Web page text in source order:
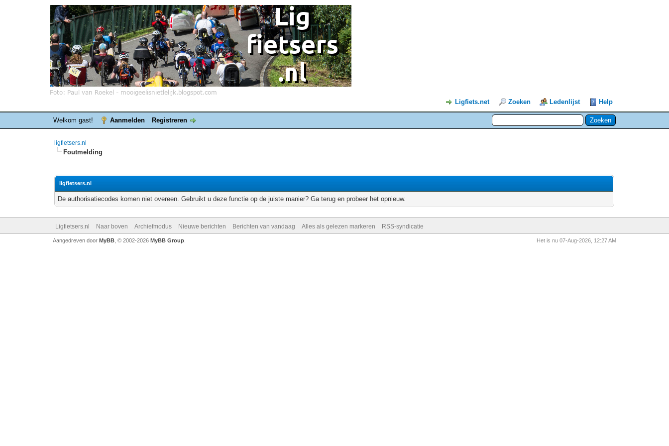
Ligfiets.net Zoeken Ledenlijst Help
Welkom gast! Aanmelden Registreren
ligfietsers.nl
Foutmelding
ligfietsers.nl
De authorisatiecodes komen niet overeen. Gebruikt u deze functie op de juiste manier? Ga terug en probeer het opnieuw.
Ligfietsers.nl Naar boven Archiefmodus Nieuwe berichten Berichten van vandaag Alles als gelezen markeren RSS-syndicatie
Het is nu 07-Aug-2026, 12:27 AM
Aangedreven door MyBB, © 2002-2026 MyBB Group.